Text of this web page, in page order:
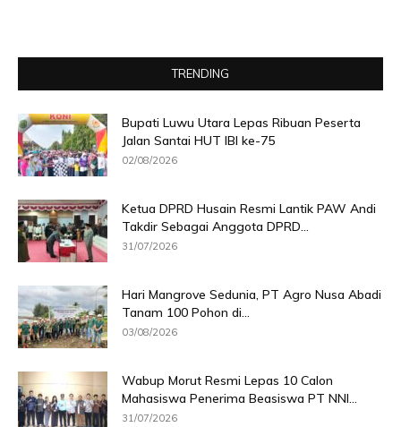
TRENDING
Bupati Luwu Utara Lepas Ribuan Peserta
Jalan Santai HUT IBI ke-75
02/08/2026
Ketua DPRD Husain Resmi Lantik PAW Andi
Takdir Sebagai Anggota DPRD...
31/07/2026
Hari Mangrove Sedunia, PT Agro Nusa Abadi
Tanam 100 Pohon di...
03/08/2026
Wabup Morut Resmi Lepas 10 Calon
Mahasiswa Penerima Beasiswa PT NNI...
31/07/2026